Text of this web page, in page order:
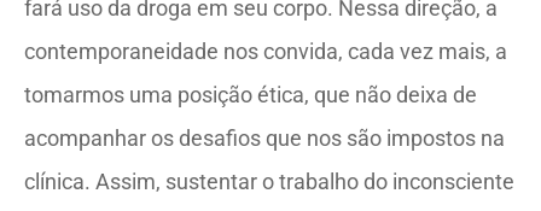
fará uso da droga em seu corpo. Nessa direção, a
contemporaneidade nos convida, cada vez mais, a
tomarmos uma posição ética, que não deixa de
acompanhar os desafios que nos são impostos na
clínica. Assim, sustentar o trabalho do inconsciente